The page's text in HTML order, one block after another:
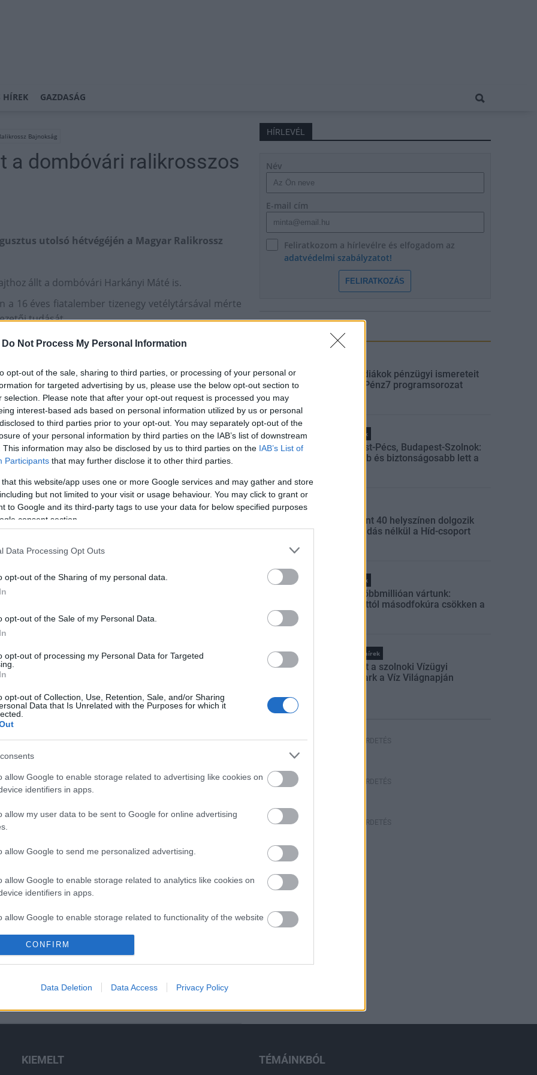
Do Not Process My Personal Information
opt-out of the sale, sharing to third parties, or processing of your personal or
for targeted advertising by us, please use the below opt-out section to
selection. Please note that after your opt-out request is processed you may
interest-based ads based on personal information utilized by us or personal
to third parties prior to your opt-out. You may separately opt-out of the
of your personal information by third parties on the IAB’s list of downstream
This information may also be disclosed by us to third parties on the IAB’s List of
Participants that may further disclose it to other third parties.
that this website/app uses one or more Google services and may gather and store
but not limited to your visit or usage behaviour. You may click to grant or
to Google and its third-party tags to use your data for below specified purposes
consent section.
Data Processing Opt Outs
opt-out of the Sharing of my personal data.
opt-out of the Sale of my Personal Data.
opt-out of processing my Personal Data for Targeted
opt-out of Collection, Use, Retention, Sale, and/or Sharing
Data that Is Unrelated with the Purposes for which it
allow Google to enable storage related to advertising like cookies on
identifiers in apps.
allow my user data to be sent to Google for online advertising
allow Google to send me personalized advertising.
allow Google to enable storage related to analytics like cookies on
identifiers in apps.
allow Google to enable storage related to functionality of the website
allow Google to enable storage related to personalization.
allow Google to enable storage related to security, including
CONFIRM
Data Deletion Data Access Privacy Policy
HÍREK GAZDASÁG
Bajnokság
a dombóvári ralikrosszos
utolsó hétvégéjén a Magyar Ralikrossz
állt a dombóvári Harkányi Máté is.
a 16 éves fiatalember tizenegy vetélytársával mérte
tudását.
után a fináléban a hatodik helyről startolt el és
Magyar Ralikrossz Bajnokság
Új gyalogosátkelők és jelzőlámpás
Másfélszeresére bővítik
Hódmezővásárhely jó hírű
HÍRLEVÉL
Név
E-mail cím
Feliratkozom a hírlevélre és elfogadom az
adatvédelmi szabályzatot!
FELIRATKOZÁS
Indul a diákok pénzügyi ismereteit
erősítő Pénz7 programsorozat
Helyi hírek
Budapest-Pécs, Budapest-Szolnok:
gyorsabb és biztonságosabb lett a
Több mint 40 helyszínen dolgozik
fennakadás nélkül a Híd-csoport
Helyi hírek
Amire többmillióan vártunk:
szombattól másodfokúra csökken a
Országos hírek
Megnyílt a szolnoki Vízügyi
Emlékpark a Víz Világnapján
HIRDETÉS
HIRDETÉS
HIRDETÉS
KIEMELT TÉMÁINKBÓL